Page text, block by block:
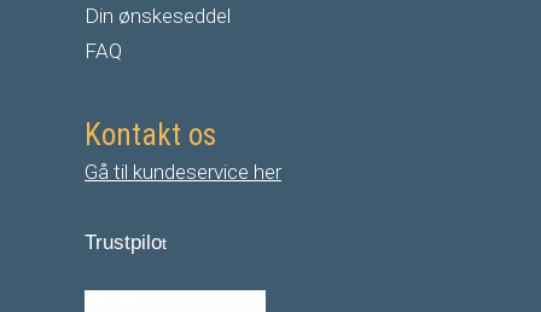
Din ønskeseddel
FAQ
Kontakt os
Gå til kundeservice her
Trustpilot